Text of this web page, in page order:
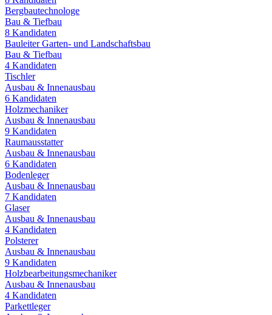
Bergbautechnologe
Bau & Tiefbau
8 Kandidaten
Bauleiter Garten- und Landschaftsbau
Bau & Tiefbau
4 Kandidaten
Tischler
Ausbau & Innenausbau
6 Kandidaten
Holzmechaniker
Ausbau & Innenausbau
9 Kandidaten
Raumausstatter
Ausbau & Innenausbau
6 Kandidaten
Bodenleger
Ausbau & Innenausbau
7 Kandidaten
Glaser
Ausbau & Innenausbau
4 Kandidaten
Polsterer
Ausbau & Innenausbau
9 Kandidaten
Holzbearbeitungsmechaniker
Ausbau & Innenausbau
4 Kandidaten
Parkettleger